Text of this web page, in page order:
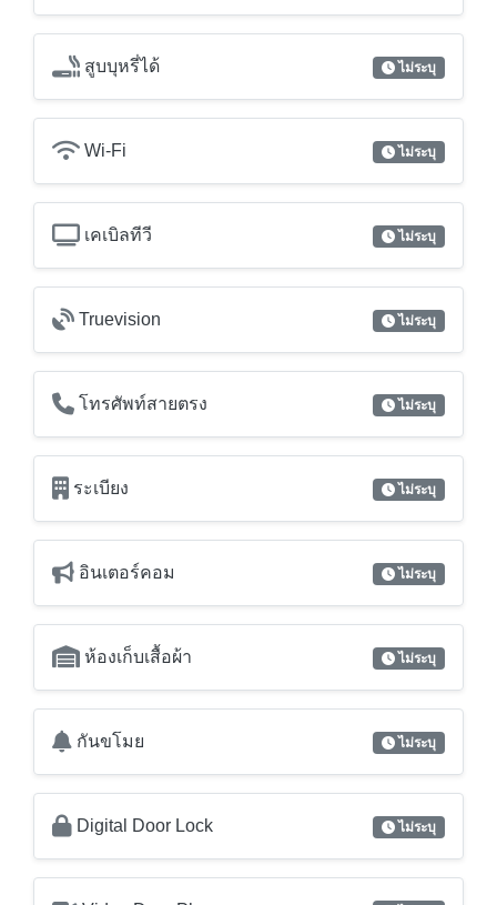
เครื่องทำน้ำอุ่น ไม่ระบุ
ห้องครัว ไม่ระบุ
สูบบุหรี่ได้ ไม่ระบุ
Wi-Fi ไม่ระบุ
เคเบิลทีวี ไม่ระบุ
Truevision ไม่ระบุ
โทรศัพท์สายตรง ไม่ระบุ
ระเบียง ไม่ระบุ
อินเตอร์คอม ไม่ระบุ
ห้องเก็บเสื้อผ้า ไม่ระบุ